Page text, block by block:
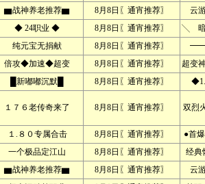
▆战神养老推荐▆ 8月8日〖通宵推荐〗
云
◆ 24职业 ◆ 8月8日〖通宵推荐〗
╲ 暗
纯元宝无捐献 8月8日〖通宵推荐〗
━━
倍攻◆加速◆超变 8月8日〖通宵推荐〗
超变
█新嘟嘟沉默█ 8月8日〖通宵推荐〗
１７６老传奇来了 8月8日〖通宵推荐〗 双烈
１.８０专属合击 8月8日〖通宵推荐〗
●首
一个极品定江山 8月8日〖通宵推荐〗
经
▆战神养老推荐▆ 8月8日〖通宵推荐〗
云